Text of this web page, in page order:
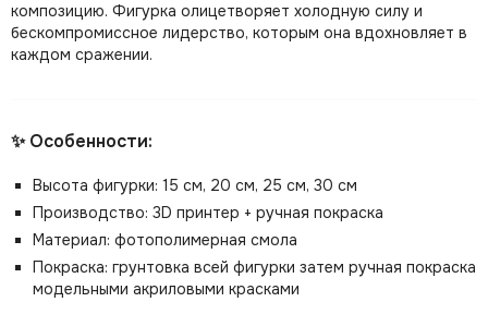
композицию. Фигурка олицетворяет холодную силу и
бескомпромиссное лидерство, которым она вдохновляет в
каждом сражении.
✨ Особенности:
Высота фигурки: 15 см, 20 см, 25 см, 30 см
Производство: 3D принтер + ручная покраска
Материал: фотополимерная смола
Покраска: грунтовка всей фигурки затем ручная покраска
модельными акриловыми красками